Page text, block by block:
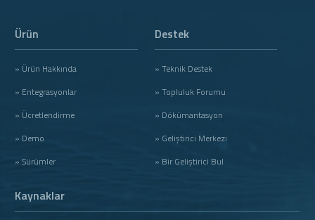
Ürün
» Ürün Hakkında
» Entegrasyonlar
» Ücretlendirme
» Demo
» Sürümler
Destek
» Teknik Destek
» Topluluk Forumu
» Dökümantasyon
» Geliştirici Merkezi
» Bir Geliştirici Bul
Kaynaklar